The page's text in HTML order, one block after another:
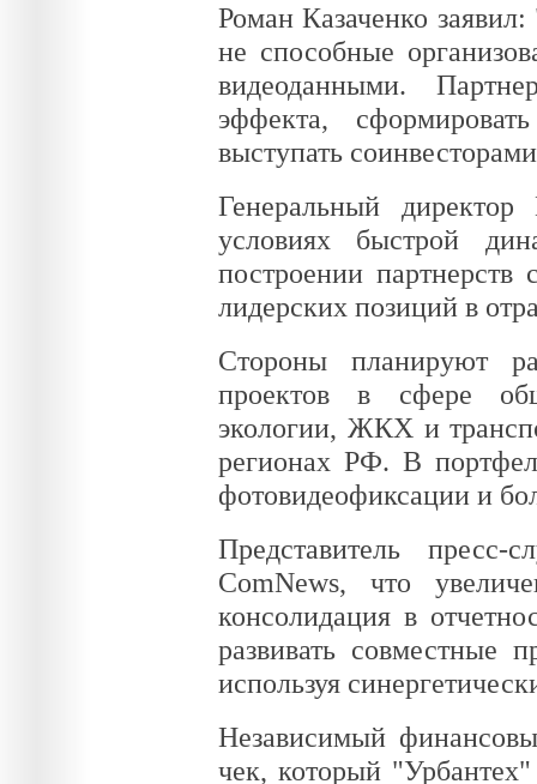
Роман Казаченко
не способные
видеоданными.
эффекта,
выступать
Генеральный
условиях быстрой
построении
лидерских позиций в
Стороны планируют
проектов в сфере
экологии, ЖКХ и
регионах РФ. В
фотовидеофиксации и
Представитель
ComNews, что
консолидация в
развивать совместные
используя
Независимый
чек, который